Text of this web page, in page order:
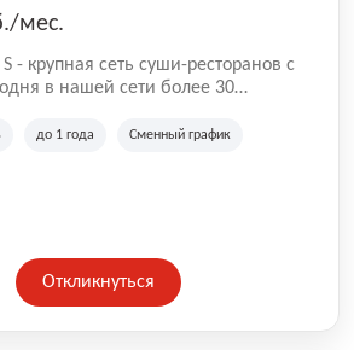
мес.
- крупная сеть суши-pеcторанoв с
наших завeдений составляет 4,9.
до 1 года Сменный график
Откликнуться